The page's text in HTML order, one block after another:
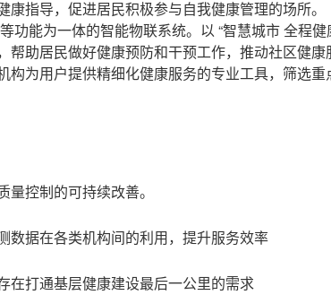
指导，促进居民积极参与自我健康管理的场所。
能为一体的智能物联系统。以 “智慧城市 全程
助居民做好健康预防和干预工作，推动社区健
为用户提供精细化健康服务的专业工具，筛选重
控制的可持续改善。
数据在各类机构间的利用，提升服务效率
在打通基层健康建设最后一公里的需求